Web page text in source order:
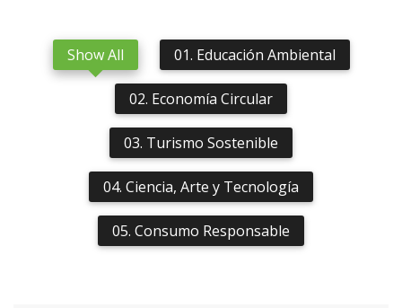
Show All 01. Educación Ambiental
02. Economía Circular
03. Turismo Sostenible
04. Ciencia, Arte y Tecnología
05. Consumo Responsable